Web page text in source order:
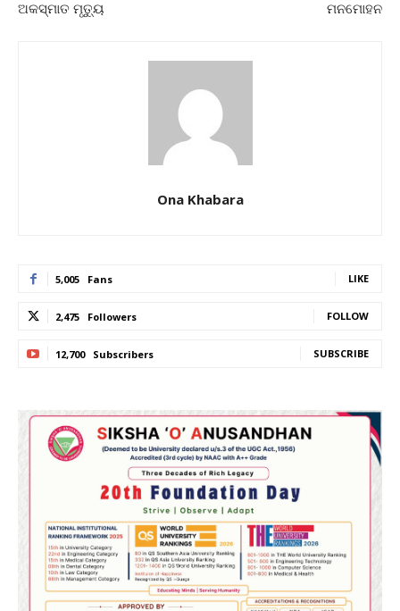
ଅକସ୍ମାତ ମୃତ୍ୟୁ
ମନମୋହନ
Ona Khabara
5,005 Fans LIKE
2,475 Followers FOLLOW
12,700 Subscribers SUBSCRIBE